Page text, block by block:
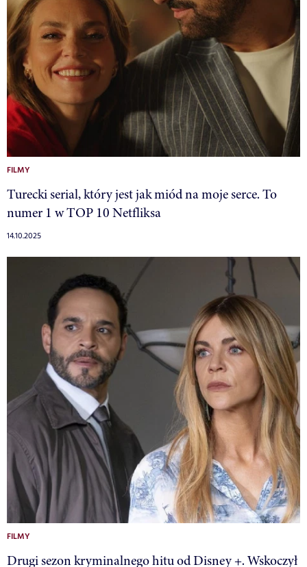
FILMY
Turecki serial, który jest jak miód na moje serce. To
numer 1 w TOP 10 Netfliksa
14.10.2025
FILMY
Drugi sezon kryminalnego hitu od Disney +. Wskoczył